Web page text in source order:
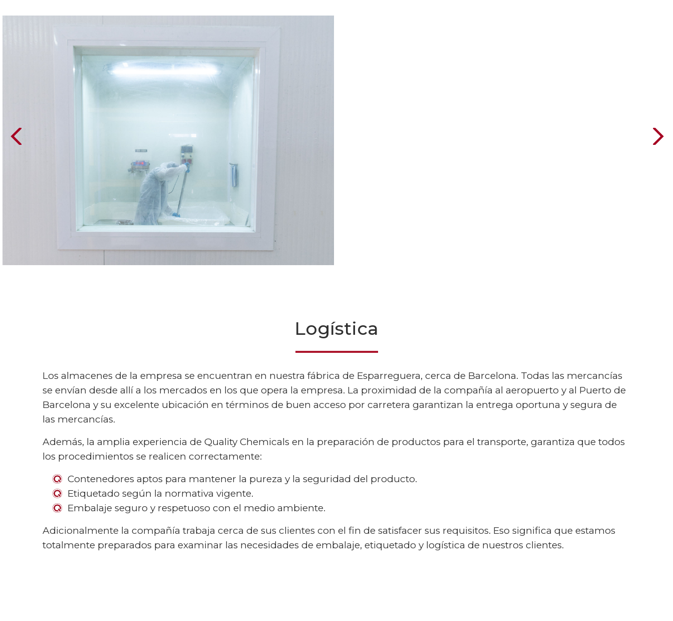
Logística
Los almacenes de la empresa se encuentran en nuestra fábrica de Esparreguera, cerca de Barcelona. Todas las mercancías
se envían desde allí a los mercados en los que opera la empresa. La proximidad de la compañía al aeropuerto y al Puerto de
Barcelona y su excelente ubicación en términos de buen acceso por carretera garantizan la entrega oportuna y segura de
las mercancías.
Además, la amplia experiencia de Quality Chemicals en la preparación de productos para el transporte, garantiza que todos
los procedimientos se realicen correctamente:
Contenedores aptos para mantener la pureza y la seguridad del producto.
Etiquetado según la normativa vigente.
Embalaje seguro y respetuoso con el medio ambiente.
Adicionalmente la compañía trabaja cerca de sus clientes con el fin de satisfacer sus requisitos. Eso significa que estamos
totalmente preparados para examinar las necesidades de embalaje, etiquetado y logística de nuestros clientes.